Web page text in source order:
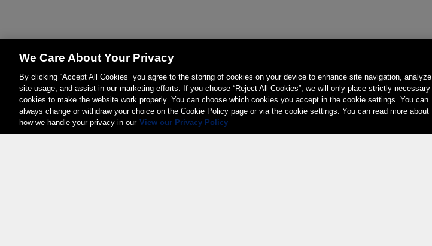
We Care About Your Privacy
By clicking “Accept All Cookies” you agree to the storing of cookies on your device to enhance site navigation, analyze
site usage, and assist in our marketing efforts. If you choose “Reject All Cookies”, we will only place strictly necessary
cookies to make the website work properly. You can choose which cookies you accept in the cookie settings. You can
always change or withdraw your choice on the Cookie Policy page or via the cookie settings. You can read more about
how we handle your privacy in our View our Privacy Policy